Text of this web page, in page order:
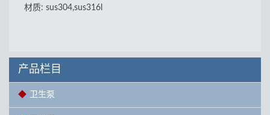
材质: sus304,sus316l
产品栏目
卫生泵